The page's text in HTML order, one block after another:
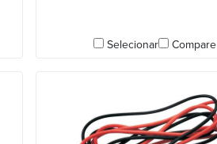
Selecionar Compare